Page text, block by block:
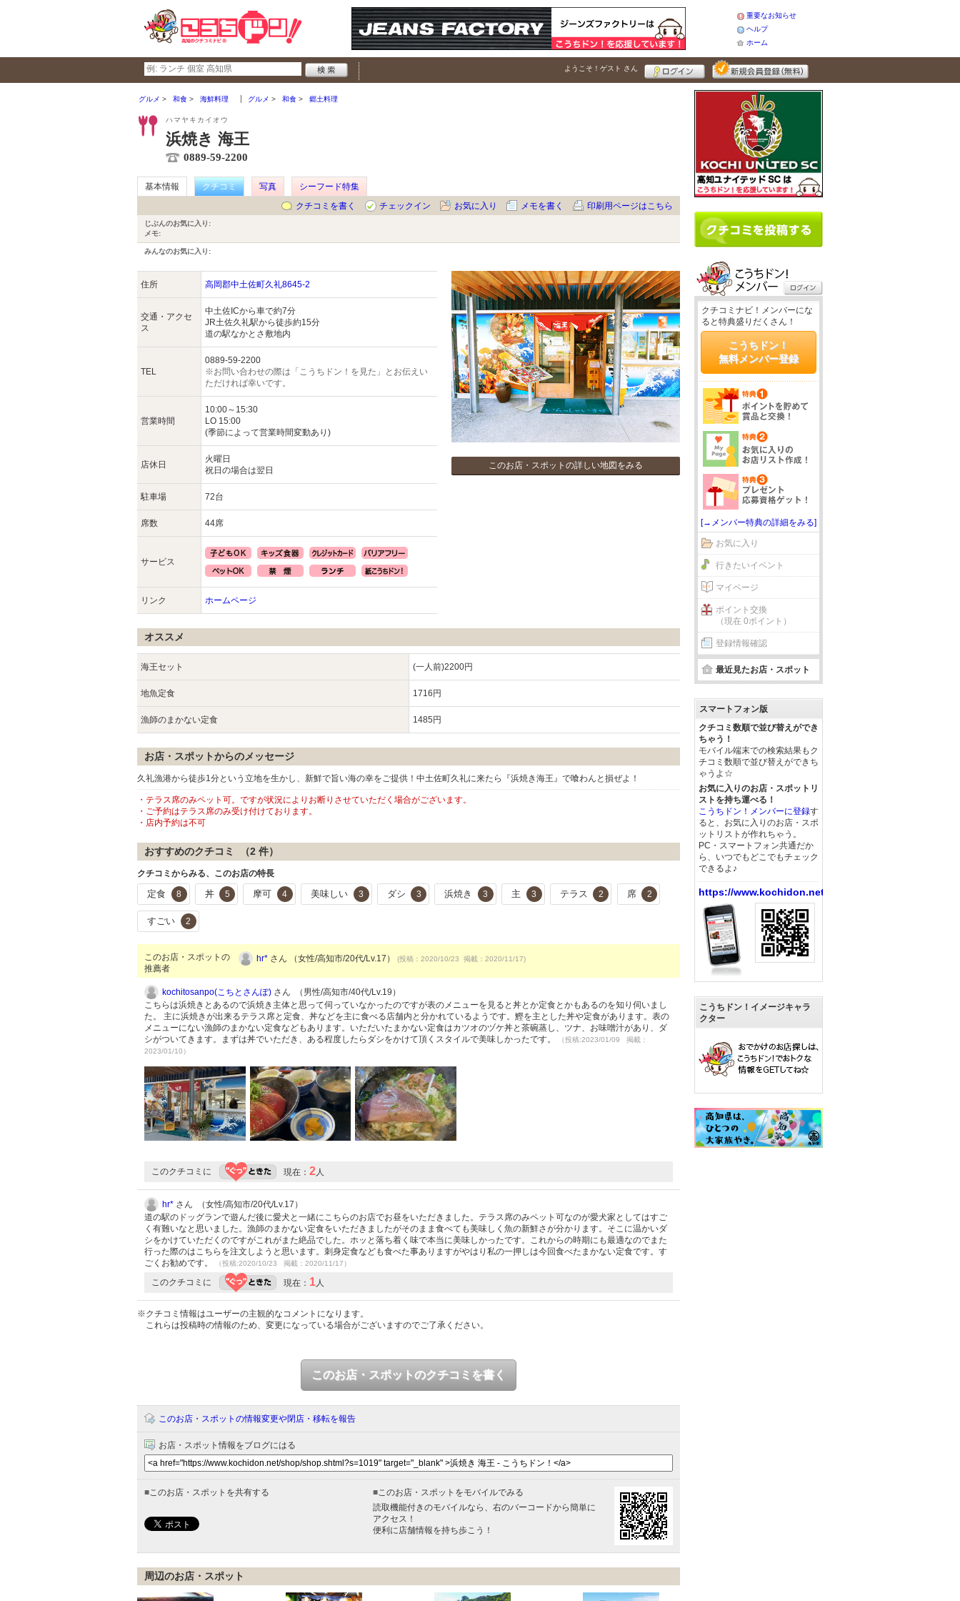
重要なお知らせ
ヘルプ
ホーム
ようこそ！ ゲスト さん
グルメ 和食 海鮮料理 グルメ 和食 郷土料理
ハマヤキカイオウ
浜焼き 海王
0889-59-2200
基本情報 クチコミ 写真
シーフード特集
クチコミを書く
チェックイン お気に入り メモを書く 印刷用ページはこちら
じぶんのお気に入り:
メモ:
みんなのお気に入り:
住所 高岡郡中土佐町久礼8645-2
交通・アクセ
ス
中土佐ICから車で約7分
JR土佐久礼駅から徒歩約15分
道の駅なかとさ敷地内
TEL
0889-59-2200
※お問い合わせの際は「こうちドン！を見た」とお伝えい
ただければ幸いです。
営業時間
10:00～15:30
LO 15:00
(季節によって営業時間変動あり)
店休日
火曜日
祝日の場合は翌日
駐車場 72台
席数 44席
サービス
リンク ホームページ
このお店・スポットの詳しい地図をみる
オススメ
海王セット (一人前)2200円
地魚定食 1716円
漁師のまかない定食 1485円
お店・スポットからのメッセージ
久礼漁港から徒歩1分という立地を生かし、新鮮で旨い海の幸をご提供！中土佐町久礼に来たら『浜焼き海王』で喰わんと損ぜよ！
・テラス席のみペット可。ですが状況によりお断りさせていただく場合がございます。
・ご予約はテラス席のみ受け付けております。
・店内予約は不可
おすすめのクチコミ （2 件）
クチコミからみる、このお店の特長
定食 8 丼 5 摩可 4 美味しい 3 ダシ 3 浜焼き 3 主 3 テラス 2 席 2
すごい 2
このお店・スポットの
推薦者
hr* さん （女性/高知市/20代/Lv.17） (投稿：2020/10/23 掲載：2020/11/17)
kochitosanpo(こちとさんぽ) さん （男性/高知市/40代/Lv.19）
こちらは浜焼きとあるので浜焼き主体と思って伺っていなかったのですが表のメニューを見ると丼とか定食とかもあるのを知り伺いまし
た。 主に浜焼きが出来るテラス席と定食、丼などを主に食べる店舗内と分かれているようです。鰹を主とした丼や定食があります。表の
メニューにない漁師のまかない定食などもあります。いただいたまかない定食はカツオのヅケ丼と茶碗蒸し、ツナ、お味噌汁があり、ダ
シがついてきます。まずは丼でいただき、ある程度したらダシをかけて頂くスタイルで美味しかったです。
（投稿:2023/01/09 掲載：
2023/01/10）
このクチコミに 現在： 2人
hr* さん （女性/高知市/20代/Lv.17）
道の駅のドッグランで遊んだ後に愛犬と一緒にこちらのお店でお昼をいただきました。テラス席のみペット可なのが愛犬家としてはすご
く有難いなと思いました。漁師のまかない定食をいただきましたがそのまま食べても美味しく魚の新鮮さが分かります。そこに温かいダ
シをかけていただくのですがこれがまた絶品でした。ホッと落ち着く味で本当に美味しかったです。これからの時期にも最適なのでまた
行った際のはこちらを注文しようと思います。刺身定食なども食べた事ありますがやはり私の一押しは今回食べたまかない定食です。す
ごくお勧めです。
（投稿:2020/10/23 掲載：2020/11/17）
このクチコミに 現在： 1人
※クチコミ情報はユーザーの主観的なコメントになります。
これらは投稿時の情報のため、変更になっている場合がございますのでご了承ください。
このお店・スポットのクチコミを書く
このお店・スポットの情報変更や閉店・移転を報告
お店・スポット情報をブログにはる
■このお店・スポットを共有する ■このお店・スポットをモバイルでみる
読取機能付きのモバイルなら、右のバーコードから簡単に
アクセス！
便利に店舗情報を持ち歩こう！
周辺のお店・スポット
クチコミナビ！メンバーにな
ると特典盛りだくさん！
こうちドン！
無料メンバー登録
[→メンバー特典の詳細をみる]
お気に入り
行きたいイベント
マイページ
ポイント交換
（現在 0ポイント）
登録情報確認
最近見たお店・スポット
スマートフォン版
クチコミ数順で並び替えができ
ちゃう！
モバイル端末での検索結果もク
チコミ数順で並び替えができち
ゃうよ☆
お気に入りのお店・スポットリ
ストを持ち運べる！
こうちドン！メンバーに登録す
ると、お気に入りのお店・スポ
ットリストが作れちゃう。
PC・スマートフォン共通だか
ら、いつでもどこでもチェック
できるよ♪
https://www.kochidon.net/
こうちドン！イメージキャラ
クター